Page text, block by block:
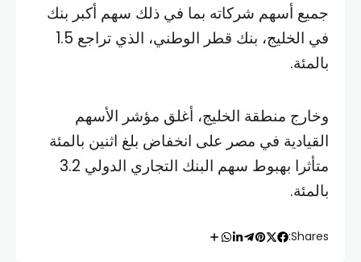
جميع أسهم شركاته بما في ذلك سهم أكبر بنك
في الخليج، بنك قطر الوطني، الذي تراجع 1.5
بالمئة.
وخارج منطقة الخليج، أغلق مؤشر الأسهم
القيادية في مصر على انخفاض بلغ اثنين بالمئة
متأثرا بهبوط سهم البنك التجاري الدولي 3.2
بالمئة.
Shares: